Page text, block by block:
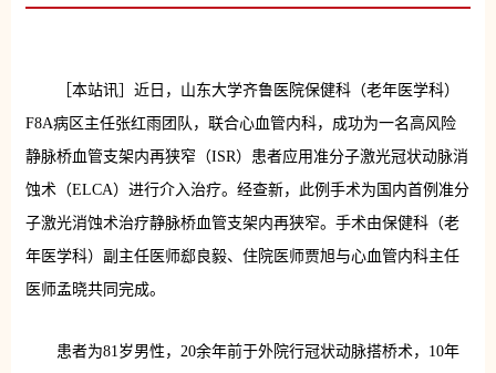
［本站讯］近日，山东大学齐鲁医院保健科（老年医学科）
F8A病区主任张红雨团队，联合心血管内科，成功为一名高风险
静脉桥血管支架内再狭窄（ISR）患者应用准分子激光冠状动脉消
蚀术（ELCA）进行介入治疗。经查新，此例手术为国内首例准分
子激光消蚀术治疗静脉桥血管支架内再狭窄。手术由保健科（老
年医学科）副主任医师郄良毅、住院医师贾旭与心血管内科主任
医师孟晓共同完成。
患者为81岁男性，20余年前于外院行冠状动脉搭桥术，10年